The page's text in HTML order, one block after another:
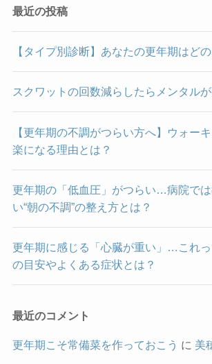
最近の投稿
【タイプ別診断】あなたの更年期はど
スクワットの回数減らしたらメンタル
【更年期の不調がつらい方へ】ウォー
楽になる理由とは？
更年期の「低血圧」がつらい…病院で
い“朝の不調”の整え方とは？
更年期に感じる「心臓が重い」…これ
の目安やよくある症状とは？
最近のコメント
更年期こそ常備菜を作っておこう に 美